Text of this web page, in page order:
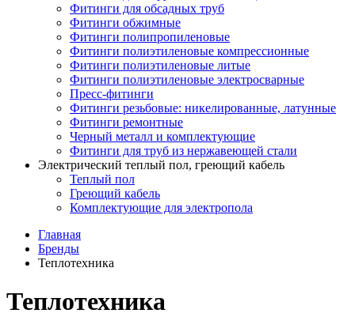
Фитинги для обсадных труб
Фитинги обжимные
Фитинги полипропиленовые
Фитинги полиэтиленовые компрессионные
Фитинги полиэтиленовые литые
Фитинги полиэтиленовые электросварные
Пресс-фитинги
Фитинги резьбовые: никелированные, латунные
Фитинги ремонтные
Черный металл и комплектующие
Фитинги для труб из нержавеющей стали
Электрический теплый пол, греющий кабель
Теплый пол
Греющий кабель
Комплектующие для электропола
Главная
Бренды
Теплотехника
Теплотехника